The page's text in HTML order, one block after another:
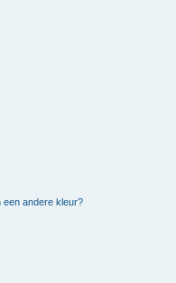
een andere kleur?